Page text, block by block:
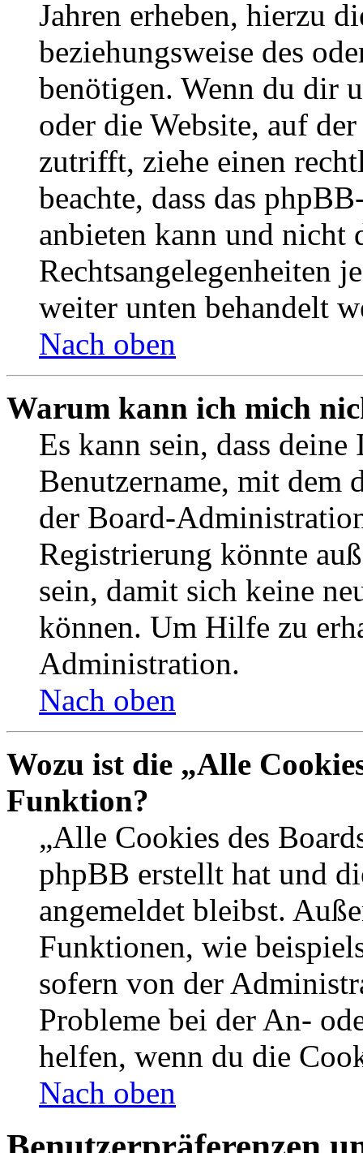
Jahren erheben, hierzu
beziehungsweise des
benötigen. Wenn du dir
oder die Website, auf
zutrifft, ziehe einen
beachte, dass das
anbieten kann und nicht
Rechtsangelegenheiten
weiter unten behandelt
Nach oben
Warum kann ich mich
Es kann sein, dass
Benutzername, mit dem
der Board-
Registrierung könnte
sein, damit sich keine
können. Um Hilfe zu
Administration.
Nach oben
Wozu ist die „Alle
Funktion?
„Alle Cookies des
phpBB erstellt hat und
angemeldet bleibst.
Funktionen, wie
sofern von der
Probleme bei der An-
helfen, wenn du die
Nach oben